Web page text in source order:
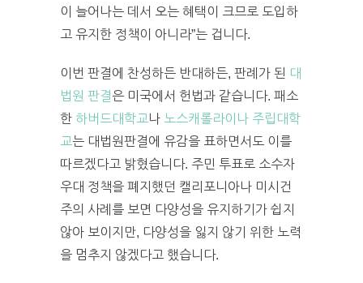
이 늘어나는 데서 오는 혜택이 크므로 도입하
고 유지한 정책이 아니라”는 겁니다.
이번 판결에 찬성하든 반대하든, 판례가 된 대
법원 판결은 미국에서 헌법과 같습니다. 패소
한 하버드대학교나 노스캐롤라이나 주립대학
교는 대법원판결에 유감을 표하면서도 이를
따르겠다고 밝혔습니다. 주민 투표로 소수자
우대 정책을 폐지했던 캘리포니아나 미시건
주의 사례를 보면 다양성을 유지하기가 쉽지
않아 보이지만, 다양성을 잃지 않기 위한 노력
을 멈추지 않겠다고 했습니다.